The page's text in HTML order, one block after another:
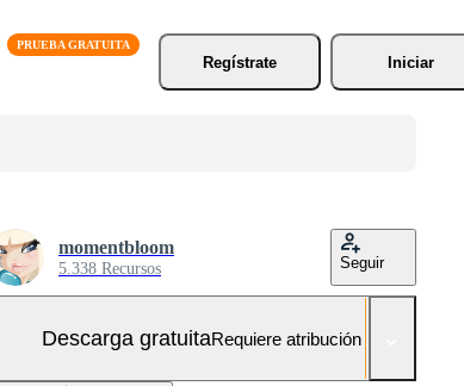
Regístrate
Iniciar
momentbloom
5.338 Recursos Seguir
Descarga gratuitaRequiere atribución